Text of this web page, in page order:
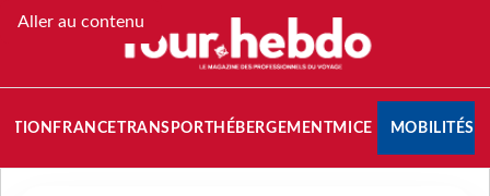
Aller au contenu
FRANCETRANSPORT HÉBERGEMENTMICE MOBILITÉS